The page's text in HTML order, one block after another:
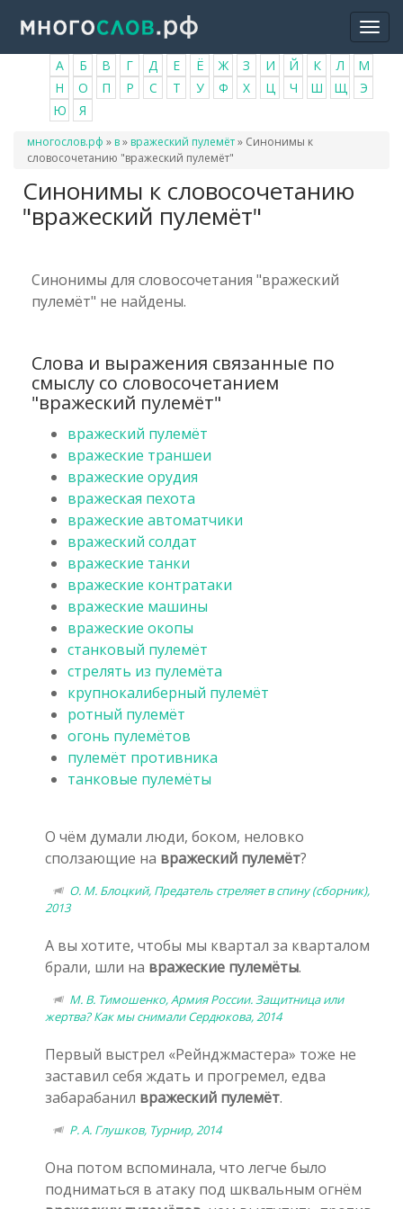
основному
содержанию
А Б В Г Д Е Ё Ж З И Й К Л
М
Н
О П Р С Т У Ф Х Ц Ч Ш Щ
Э
Ю
Я
Вы
здесь
многослов.рф » в» вражеский пулемёт» Синонимы к
словосочетанию "вражеский пулемёт"
Синонимы к словосочетанию
"вражеский пулемёт"
Синонимы для словосочетания "вражеский
пулемёт" не найдены.
Слова и выражения связанные по
смыслу со словосочетанием
"вражеский пулемёт"
вражеский пулемёт
вражеские траншеи
вражеские орудия
вражеская пехота
вражеские автоматчики
вражеский солдат
вражеские танки
вражеские контратаки
вражеские машины
вражеские окопы
станковый пулемёт
стрелять из пулемёта
крупнокалиберный пулемёт
ротный пулемёт
огонь пулемётов
пулемёт противника
танковые пулемёты
О чём думали люди, боком, неловко
сползающие на вражеский пулемёт?
О. М. Блоцкий, Предатель стреляет в спину (сборник),
2013
А вы хотите, чтобы мы квартал за кварталом
брали, шли на вражеские пулемёты.
М. В. Тимошенко, Армия России. Защитница или
жертва? Как мы снимали Сердюкова, 2014
Первый выстрел «Рейнджмастера» тоже не
заставил себя ждать и прогремел, едва
забарабанил вражеский пулемёт.
Р. А. Глушков, Турнир, 2014
Она потом вспоминала, что легче было
подниматься в атаку под шквальным огнём